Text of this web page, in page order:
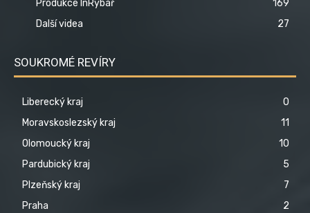
Produkce InRybář
169
Další videa
27
SOUKROMÉ REVÍRY
Liberecký kraj
0
Moravskoslezský kraj
11
Olomoucký kraj
10
Pardubický kraj
5
Plzeňský kraj
7
Praha
2